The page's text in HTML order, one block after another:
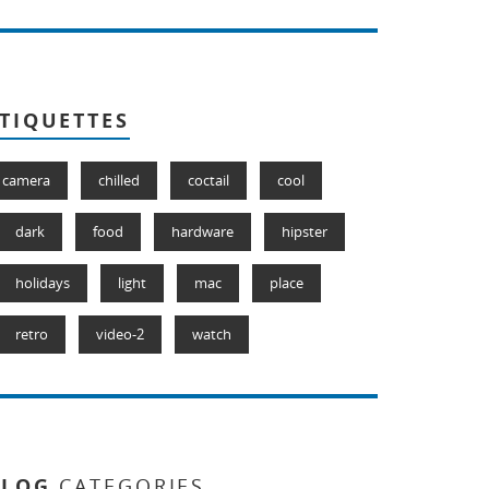
camera chilled coctail cool
dark food hardware hipster
holidays light mac place
retro video-2 watch